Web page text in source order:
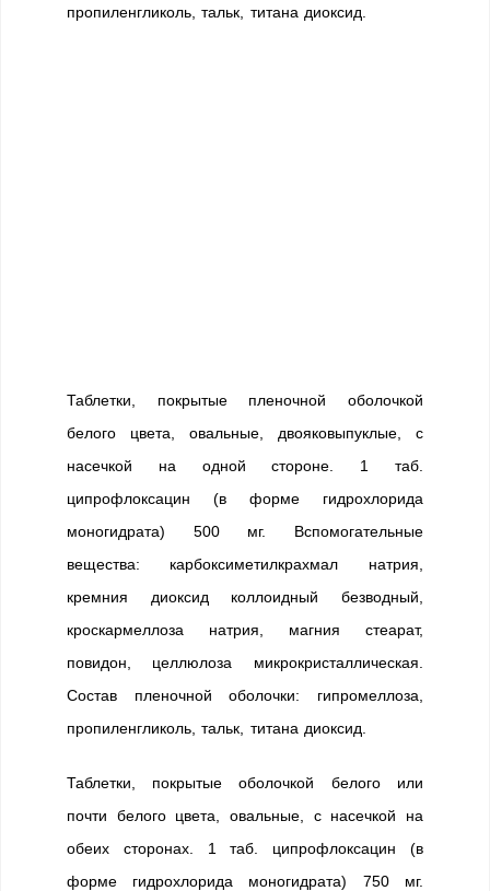
пропиленгликоль, тальк, титана диоксид.
Таблетки, покрытые пленочной оболочкой
белого цвета, овальные, двояковыпуклые, с
насечкой на одной стороне. 1 таб.
ципрофлоксацин (в форме гидрохлорида
моногидрата) 500 мг. Вспомогательные
вещества: карбоксиметилкрахмал натрия,
кремния диоксид коллоидный безводный,
кроскармеллоза натрия, магния стеарат,
повидон, целлюлоза микрокристаллическая.
Состав пленочной оболочки: гипромеллоза,
пропиленгликоль, тальк, титана диоксид.
Таблетки, покрытые оболочкой белого или
почти белого цвета, овальные, с насечкой на
обеих сторонах. 1 таб. ципрофлоксацин (в
форме гидрохлорида моногидрата) 750 мг.